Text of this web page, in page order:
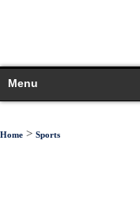
Menu
Home > Sports